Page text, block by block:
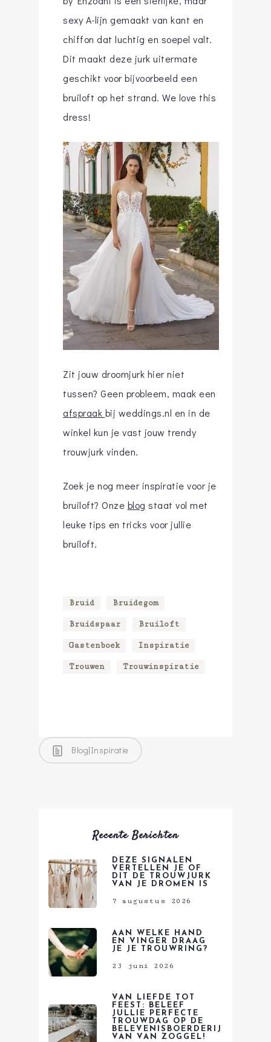
sexy A-lijn gemaakt van kant en
chiffon dat luchtig en soepel valt.
Dit maakt deze jurk uitermate
geschikt voor bijvoorbeeld een
bruiloft op het strand. We love this
dress!
Zit jouw droomjurk hier niet
tussen? Geen probleem, maak een
afspraak bij weddings.nl en in de
winkel kun je vast jouw trendy
trouwjurk vinden.
Zoek je nog meer inspiratie voor je
bruiloft? Onze blog staat vol met
leuke tips en tricks voor jullie
bruiloft.
Bruid Bruidegom
Bruidspaar Bruiloft
Gastenboek Inspiratie
Trouwen Trouwinspiratie
Blog|Inspiratie
Recente Berichten
DEZE SIGNALEN
VERTELLEN JE OF
DIT DE TROUWJURK
VAN JE DROMEN IS
7 augustus 2026
AAN WELKE HAND
EN VINGER DRAAG
JE JE TROUWRING?
23 juni 2026
VAN LIEFDE TOT
FEEST: BELEEF
JULLIE PERFECTE
TROUWDAG OP DE
BELEVENISBOERDERIJ
VAN VAN ZOGGEL!